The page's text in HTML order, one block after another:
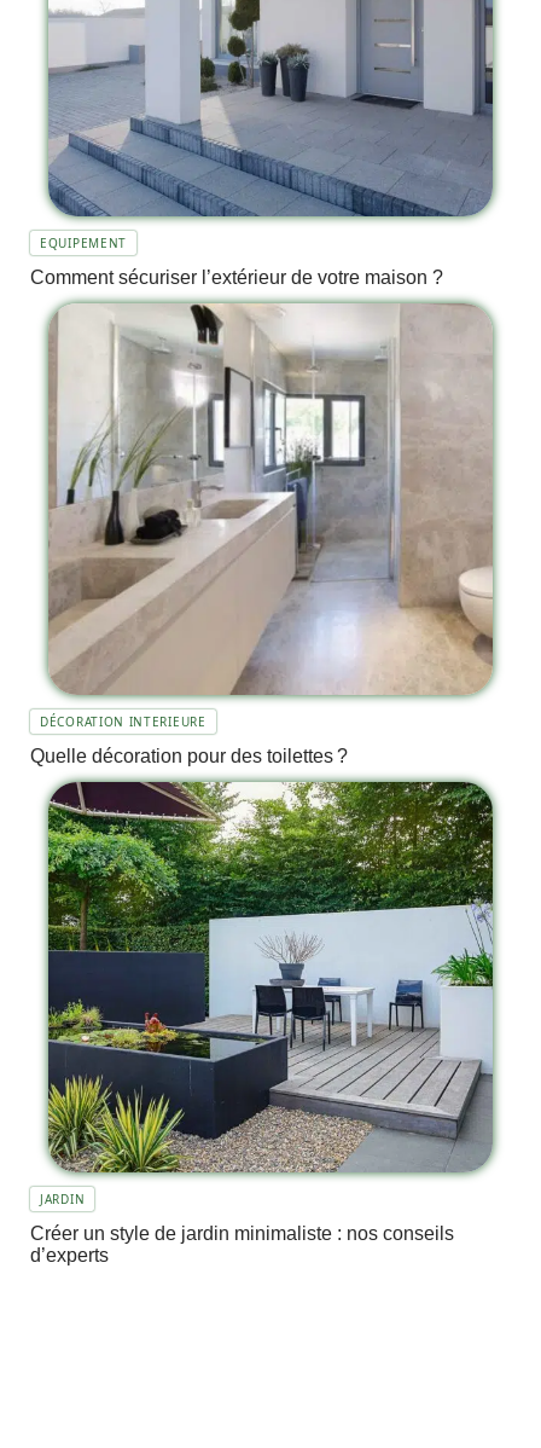
EQUIPEMENT
Comment sécuriser l’extérieur de votre maison ?
DÉCORATION INTERIEURE
Quelle décoration pour des toilettes ?
JARDIN
Créer un style de jardin minimaliste : nos conseils
d’experts